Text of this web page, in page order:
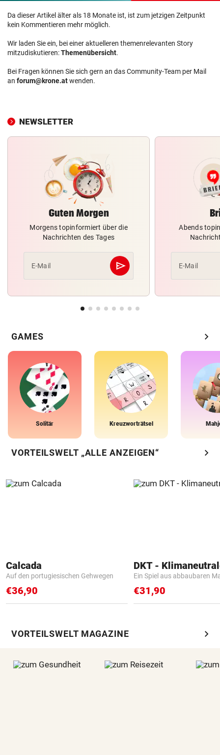
Da dieser Artikel älter als 18 Monate ist, ist zum jetzigen Zeitpunkt
kein Kommentieren mehr möglich.
Wir laden Sie ein, bei einer aktuelleren themenrelevanten Story
mitzudiskutieren:Themenübersicht.
Bei Fragen können Sie sich gern an das Community-Team per Mail
an forum@krone.atwenden.
NEWSLETTER
Guten Morgen
Morgens topinformiert über die
Nachrichten des Tages
E-Mail send
Abschicken
Abends
E-Mail
GAMES chevron_right
Solitär Kreuzworträtsel
VORTEILSWELT „ALLE ANZEIGEN“ chevron_right
Calcada
Auf den portugiesischen Gehwegen
€36,90
Ein Spiel aus abbaubaren
€31,90
VORTEILSWELT MAGAZINE chevron_right